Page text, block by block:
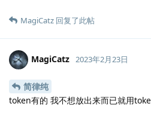
MagiCatz 回复了此帖
MagiCatz 2023年2月23日
简律纯
token有的 我不想放出来而已就用